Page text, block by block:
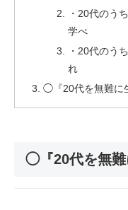
・20代のう
学べ
・20代のう
れ
◯『20代を無難に
◯『20代を無難